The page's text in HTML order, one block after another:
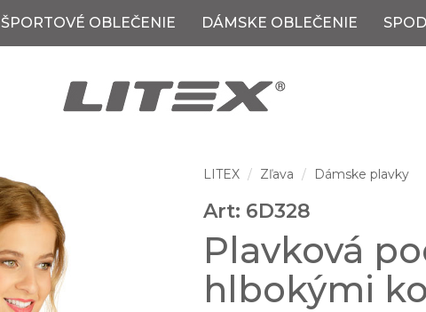
ŠPORTOVÉ OBLEČENIE DÁMSKE OBLEČENIE
LITEX Zľava Dámske plavky
Art: 6D328
Plavková
hlbokými